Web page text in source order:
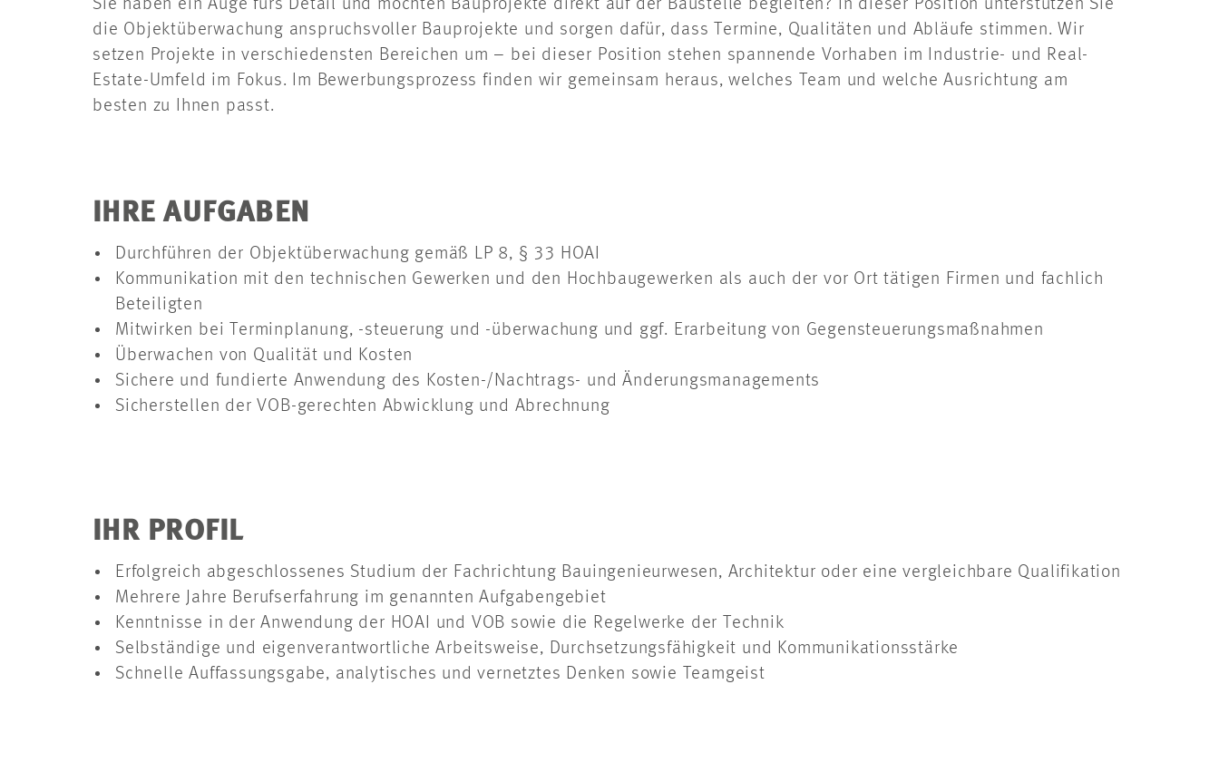
Sie haben ein Auge fürs Detail und möchten Bauprojekte direkt auf der Baustelle begleiten? In dieser Position unterstützen Sie
die Objektüberwachung anspruchsvoller Bauprojekte und sorgen dafür, dass Termine, Qualitäten und Abläufe stimmen. Wir
setzen Projekte in verschiedensten Bereichen um – bei dieser Position stehen spannende Vorhaben im Industrie- und Real-
Estate-Umfeld im Fokus. Im Bewerbungsprozess finden wir gemeinsam heraus, welches Team und welche Ausrichtung am
besten zu Ihnen passt.
IHRE AUFGABEN
Durchführen der Objektüberwachung gemäß LP 8, § 33 HOAI
Kommunikation mit den technischen Gewerken und den Hochbaugewerken als auch der vor Ort tätigen Firmen und fachlich
Beteiligten
Mitwirken bei Terminplanung, -steuerung und -überwachung und ggf. Erarbeitung von Gegensteuerungsmaßnahmen
Überwachen von Qualität und Kosten
Sichere und fundierte Anwendung des Kosten-/Nachtrags- und Änderungsmanagements
Sicherstellen der VOB-gerechten Abwicklung und Abrechnung
IHR PROFIL
Erfolgreich abgeschlossenes Studium der Fachrichtung Bauingenieurwesen, Architektur oder eine vergleichbare Qualifikation
Mehrere Jahre Berufserfahrung im genannten Aufgabengebiet
Kenntnisse in der Anwendung der HOAI und VOB sowie die Regelwerke der Technik
Selbständige und eigenverantwortliche Arbeitsweise, Durchsetzungsfähigkeit und Kommunikationsstärke
Schnelle Auffassungsgabe, analytisches und vernetztes Denken sowie Teamgeist